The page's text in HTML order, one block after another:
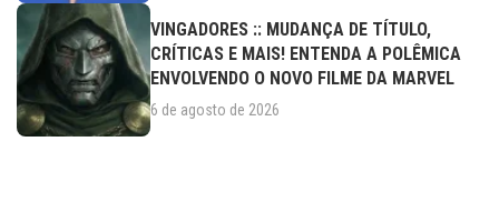
VINGADORES :: MUDANÇA DE TÍTULO,
CRÍTICAS E MAIS! ENTENDA A POLÊMICA
ENVOLVENDO O NOVO FILME DA MARVEL
6 de agosto de 2026